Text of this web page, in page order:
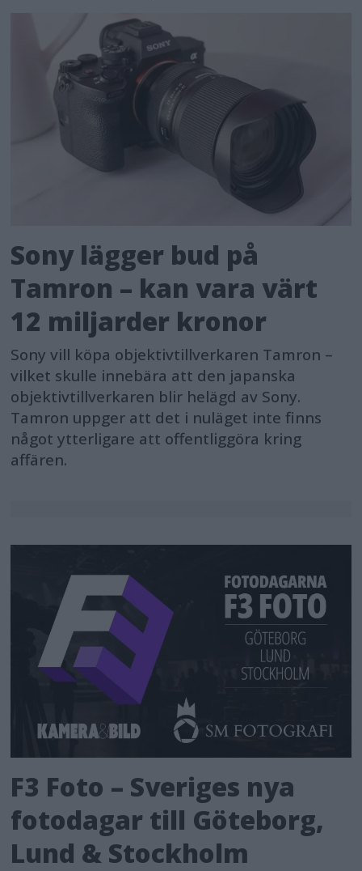
Sony lägger bud på
Tamron – kan vara värt
12 miljarder kronor
Sony vill köpa objektivtillverkaren Tamron –
vilket skulle innebära att den japanska
objektivtillverkaren blir helägd av Sony.
Tamron uppger att det i nuläget inte finns
något ytterligare att offentliggöra kring
affären.
F3 Foto – Sveriges nya
fotodagar till Göteborg,
Lund & Stockholm